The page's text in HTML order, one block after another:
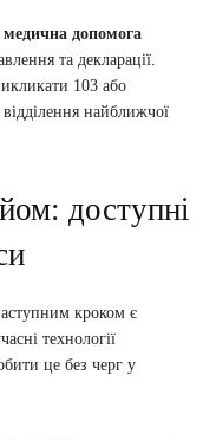
медична допомога
та декларації.
103 або
найближчої
доступні
кроком є
технології
це без черг у